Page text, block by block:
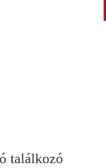
találkozó